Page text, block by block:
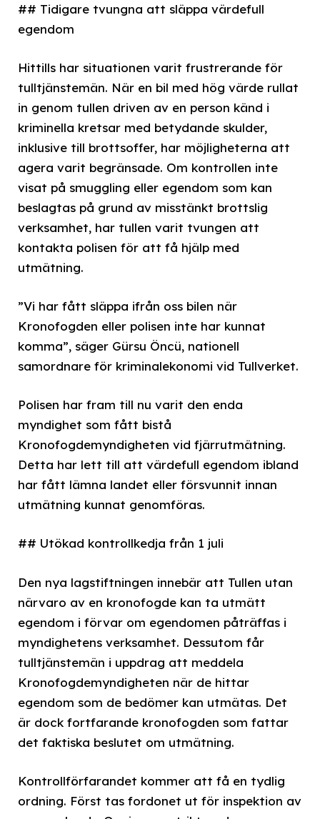
## Tidigare tvungna att släppa värdefull
egendom
Hittills har situationen varit frustrerande för
tulltjänstemän. När en bil med hög värde rullat
in genom tullen driven av en person känd i
kriminella kretsar med betydande skulder,
inklusive till brottsoffer, har möjligheterna att
agera varit begränsade. Om kontrollen inte
visat på smuggling eller egendom som kan
beslagtas på grund av misstänkt brottslig
verksamhet, har tullen varit tvungen att
kontakta polisen för att få hjälp med
utmätning.
”Vi har fått släppa ifrån oss bilen när
Kronofogden eller polisen inte har kunnat
komma”, säger Gürsu Öncü, nationell
samordnare för kriminalekonomi vid Tullverket.
Polisen har fram till nu varit den enda
myndighet som fått bistå
Kronofogdemyndigheten vid fjärrutmätning.
Detta har lett till att värdefull egendom ibland
har fått lämna landet eller försvunnit innan
utmätning kunnat genomföras.
## Utökad kontrollkedja från 1 juli
Den nya lagstiftningen innebär att Tullen utan
närvaro av en kronofogde kan ta utmätt
egendom i förvar om egendomen påträffas i
myndighetens verksamhet. Dessutom får
tulltjänstemän i uppdrag att meddela
Kronofogdemyndigheten när de hittar
egendom som de bedömer kan utmätas. Det
är dock fortfarande kronofogden som fattar
det faktiska beslutet om utmätning.
Kontrollförfarandet kommer att få en tydlig
ordning. Först tas fordonet ut för inspektion av